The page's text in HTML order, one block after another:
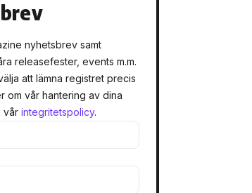
nyhetsbrev samt
releasefester, events m.m.
att lämna registret precis
om vår hantering av dina
vår integritetspolicy.